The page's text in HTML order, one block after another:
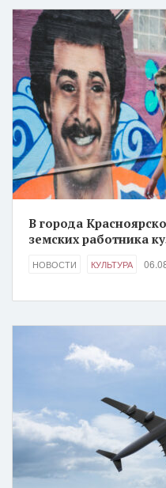
В города
земских работника
НОВОСТИ КУЛЬТУРА